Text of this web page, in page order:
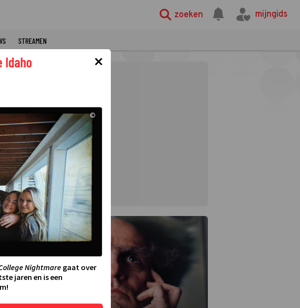
zoeken mijngids
STREAMEN
×
Idaho
©
Nightmaregaat over
jaren en is een